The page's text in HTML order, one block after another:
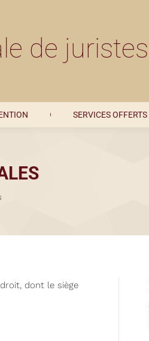
de juristes
SERVICES OFFERTS
dont le siège